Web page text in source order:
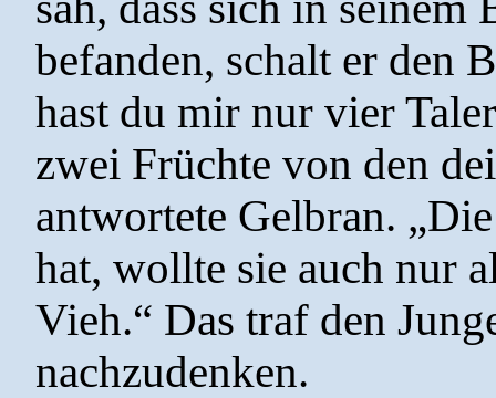
befanden, schalt er den
hast du mir nur vier
zwei Früchte von den
antwortete Gelbran.
hat, wollte sie auch nur
Vieh.“ Das traf den
nachzudenken.